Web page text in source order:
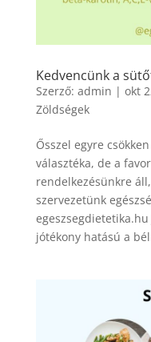
Kedvencünk a
Szerző: admin | okt
Zöldségek
Ősszel egyre
választéka, de a
rendelkezésünkre
szervezetünk
jótékony hatású a